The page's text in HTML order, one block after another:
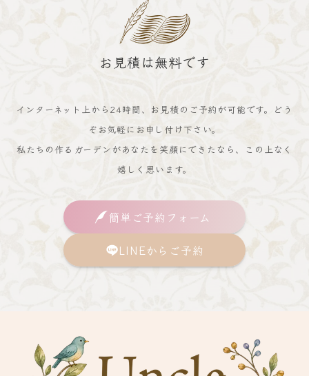
お見積は無料です
インターネット上から24時間、お見積のご予約が可能です。どう
ぞお気軽にお申し付け下さい。
私たちの作るガーデンがあなたを笑顔にできたなら、この上なく
嬉しく思います。
簡単ご予約フォーム
LINEからご予約